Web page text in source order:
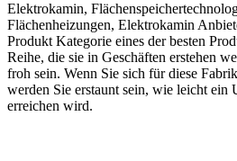
Elektrokamin,
Flächenheizungen, Elektrokamin
Produkt Kategorie eines der besten
Reihe, die sie in Geschäften erstehen
froh sein. Wenn Sie sich für diese
werden Sie erstaunt sein, wie leicht ein
erreichen wird.